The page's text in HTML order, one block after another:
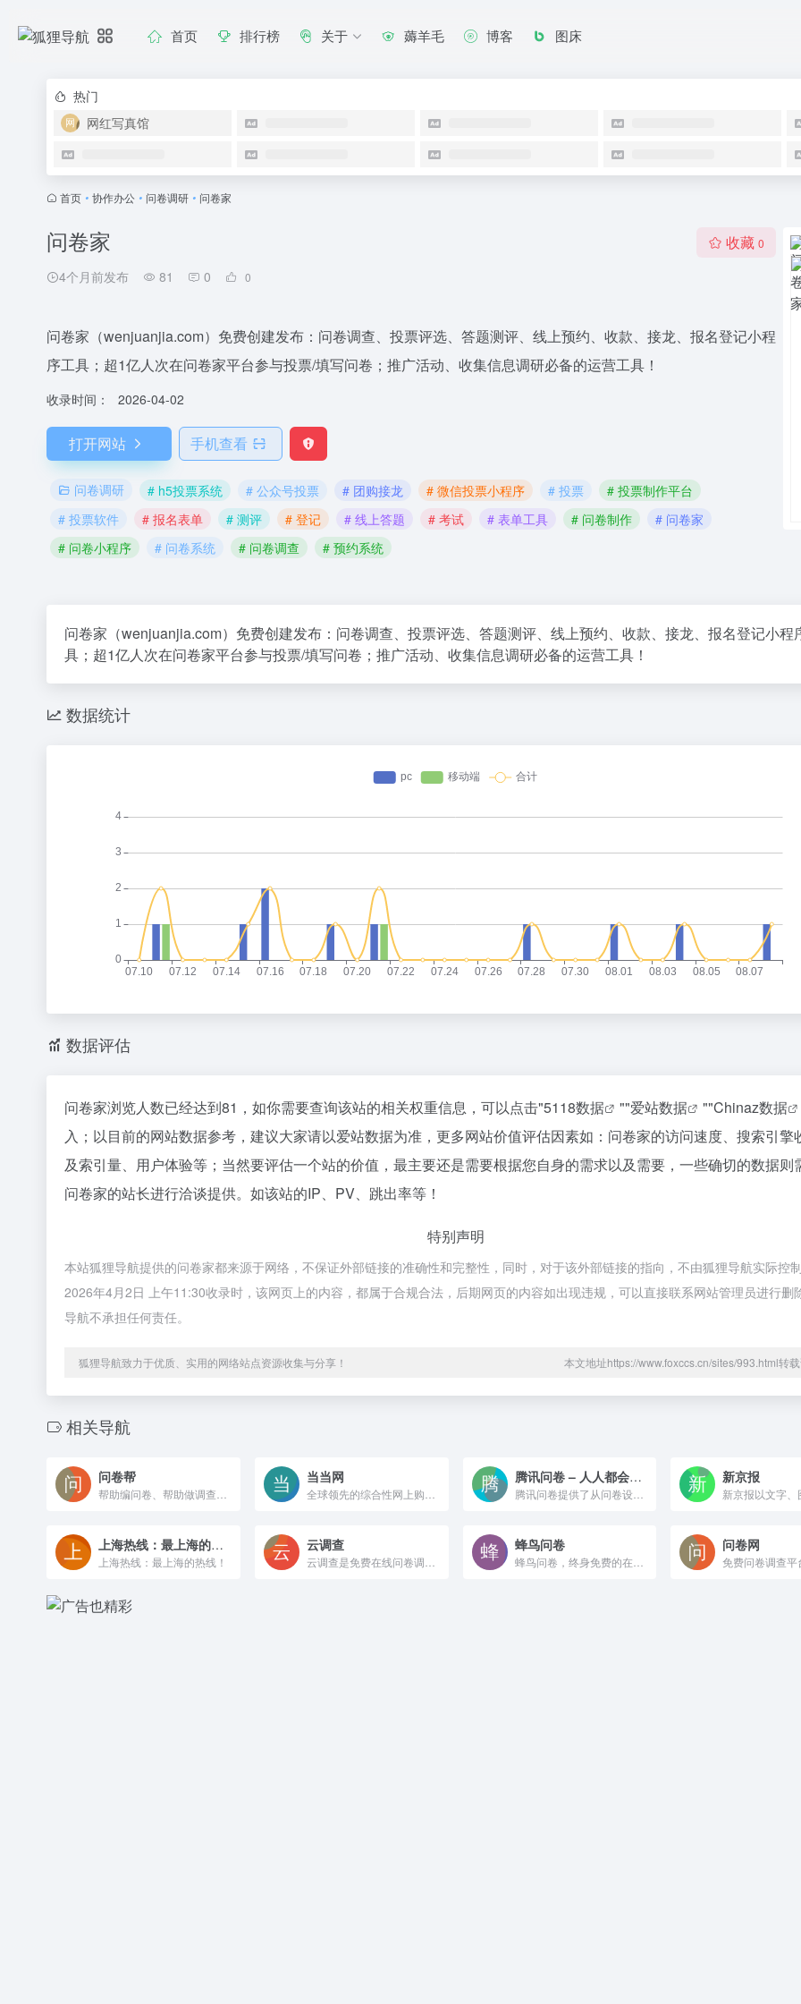
首页 排行榜 关于 薅羊毛 博客 图床
热门
网红写真馆
首页 • 协作办公 • 问卷调研 • 问卷家
问卷家
4个月前发布 81 0 0
收藏 0
问卷家（wenjuanjia.com）免费创建发布：问卷调查、投票评选、答题测评、线上预约、收款、接龙、报名登记小程
序工具；超1亿人次在问卷家平台参与投票/填写问卷；推广活动、收集信息调研必备的运营工具！
收录时间： 2026-04-02
打开网站 手机查看
问卷调研 # h5投票系统 # 公众号投票 # 团购接龙 # 微信投票小程序 # 投票
# 投票制作平台
# 投票软件
# 报名表单 # 测评 # 登记 # 线上答题 # 考试 # 表单工具 # 问卷制作
# 问卷家
# 问卷小程序
# 问卷系统 # 问卷调查 # 预约系统
问卷家（wenjuanjia.com）免费创建发布：问卷调查、投票评选、答题测评、线上预约、收款、接龙、报名登记小程
具；超1亿人次在问卷家平台参与投票/填写问卷；推广活动、收集信息调研必备的运营工具！
数据统计
数据评估
问卷家浏览人数已经达到81，如你需要查询该站的相关权重信息，可以点击"5118数据 ""爱站数据 ""Chinaz数据
入；以目前的网站数据参考，建议大家请以爱站数据为准，更多网站价值评估因素如：问卷家的访问速度、搜索引擎
及索引量、用户体验等；当然要评估一个站的价值，最主要还是需要根据您自身的需求以及需要，一些确切的数据则
问卷家的站长进行洽谈提供。如该站的IP、PV、跳出率等！
特别声明
本站狐狸导航提供的问卷家都来源于网络，不保证外部链接的准确性和完整性，同时，对于该外部链接的指向，不由狐狸导航实际控
2026年4月2日 上午11:30收录时，该网页上的内容，都属于合规合法，后期网页的内容如出现违规，可以直接联系网站管理员进行删
导航不承担任何责任。
狐狸导航致力于优质、实用的网络站点资源收集与分享！ 本文地址https://www.foxccs.cn/sites/993.html转
相关导航
问卷帮 当当网 腾讯问卷 – 人人都会用的AI调研平台 新京报
上海热线：最上海的热线！
上海热线：最上海的热线！
云调查 蜂鸟问卷 问卷网